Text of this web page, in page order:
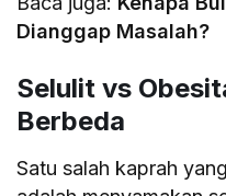
Dianggap Masalah?
Selulit vs
Berbeda
Satu salah kaprah